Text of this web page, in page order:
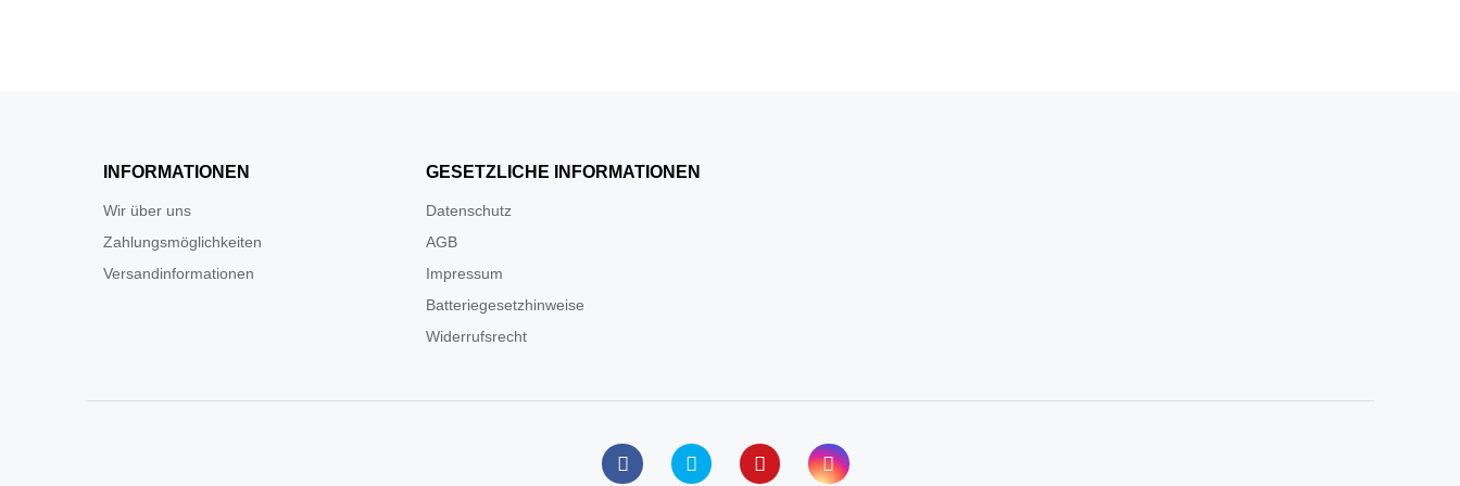
INFORMATIONEN
Wir über uns
Zahlungsmöglichkeiten
Versandinformationen
GESETZLICHE INFORMATIONEN
Datenschutz
AGB
Impressum
Batteriegesetzhinweise
Widerrufsrecht